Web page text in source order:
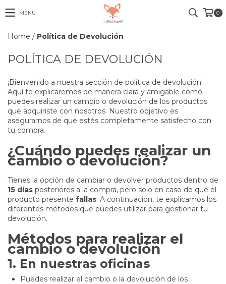
MENU 0
Home / Política de Devolución
POLÍTICA DE DEVOLUCIÓN
¡Bienvenido a nuestra sección de política de devolución!
Aquí te explicaremos de manera clara y amigable cómo
puedes realizar un cambio o devolución de los productos
que adquiriste con nosotros. Nuestro objetivo es
asegurarnos de que estés completamente satisfecho con
tu compra.
¿Cuándo puedes realizar un
cambio o devolución?
Tienes la opción de cambiar o devolver productos dentro de
15 días posteriores a la compra, pero solo en caso de que el
producto presente fallas. A continuación, te explicamos los
diferentes métodos que puedes utilizar para gestionar tu
devolución.
Métodos para realizar el
cambio o devolución
1. En nuestras oficinas
Puedes realizar el cambio o la devolución de los